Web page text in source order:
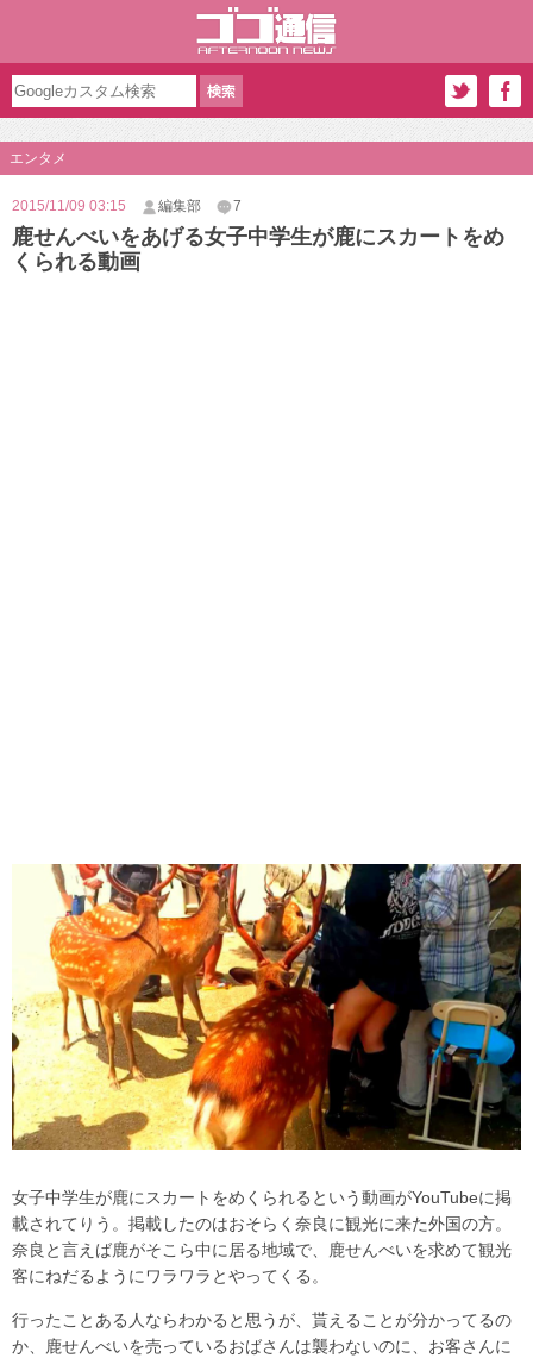
エンタメ
2015/11/09 03:15 編集部 7
鹿せんべいをあげる女子中学生が鹿にスカートをめ
くられる動画
女子中学生が鹿にスカートをめくられるという動画がYouTubeに掲
載されてりう。掲載したのはおそらく奈良に観光に来た外国の方。
奈良と言えば鹿がそこら中に居る地域で、鹿せんべいを求めて観光
客にねだるようにワラワラとやってくる。
行ったことある人ならわかると思うが、貰えることが分かってるの
か、鹿せんべいを売っているおばさんは襲わないのに、お客さんに